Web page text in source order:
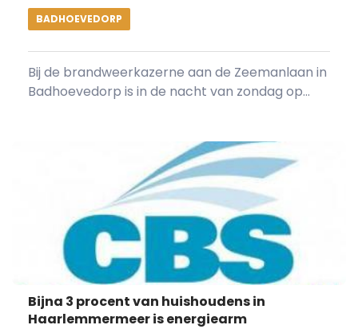
BADHOEVEDORP
Bij de brandweerkazerne aan de Zeemanlaan in
Badhoevedorp is in de nacht van zondag op...
Bijna 3 procent van huishoudens in
Haarlemmermeer is energiearm